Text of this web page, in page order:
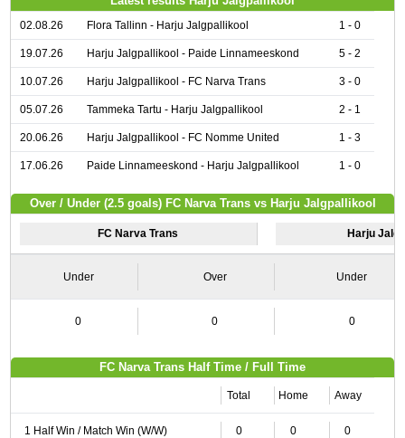
02.08.26 Flora Tallinn - Harju Jalgpallikool 1 - 0
19.07.26 Harju Jalgpallikool - Paide Linnameeskond 5 - 2
10.07.26 Harju Jalgpallikool - FC Narva Trans 3 - 0
05.07.26 Tammeka Tartu - Harju Jalgpallikool 2 - 1
20.06.26 Harju Jalgpallikool - FC Nomme United 1 - 3
17.06.26 Paide Linnameeskond - Harju Jalgpallikool 1 - 0
Over / Under (2.5 goals) FC Narva Trans vs Harju Jalgpallikool
FC Narva Trans Harju
Under Over Under
0 0 0
FC Narva Trans Half Time / Full Time
Total Home Away
1 Half Win / Match Win (W/W) 0 0 0